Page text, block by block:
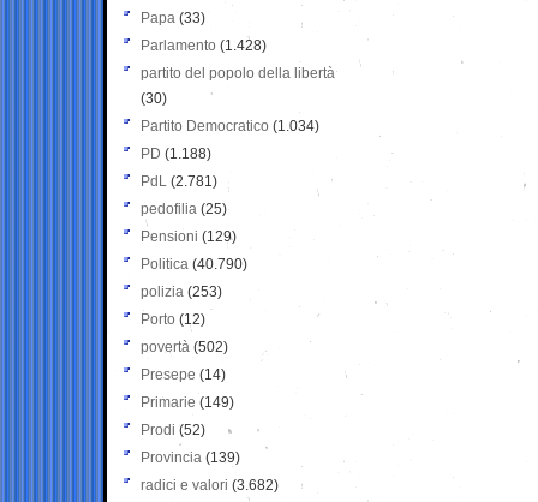
Papa (33)
Parlamento (1.428)
partito del popolo della libertà
(30)
Partito Democratico (1.034)
PD (1.188)
PdL (2.781)
pedofilia (25)
Pensioni (129)
Politica (40.790)
polizia (253)
Porto (12)
povertà (502)
Presepe (14)
Primarie (149)
Prodi (52)
Provincia (139)
radici e valori (3.682)